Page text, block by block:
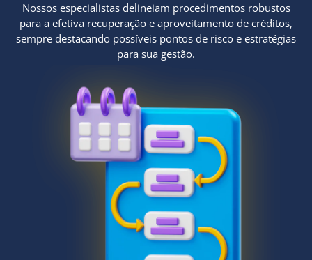
Nossos especialistas delineiam procedimentos robustos
para a efetiva recuperação e aproveitamento de créditos,
sempre destacando possíveis pontos de risco e estratégias
para sua gestão.